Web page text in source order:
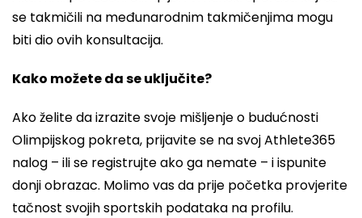
se takmičili na međunarodnim takmičenjima mogu
biti dio ovih konsultacija.
Kako možete da se uključite?
Ako želite da izrazite svoje mišljenje o budućnosti
Olimpijskog pokreta, prijavite se na svoj Athlete365
nalog – ili se registrujte ako ga nemate – i ispunite
donji obrazac. Molimo vas da prije početka provjerite
tačnost svojih sportskih podataka na profilu.